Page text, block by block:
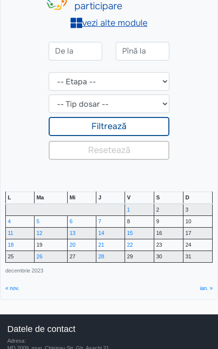
decembrie 2023
L Ma Mi J V S D
1 2
3
4
5 6 7 8 9
10
11
12 13 14 15 16
17
18
19 20 21 22 23
24
25
26 27 28 29 30 31
« nov. ian. »
Datele de contact
Adresa: